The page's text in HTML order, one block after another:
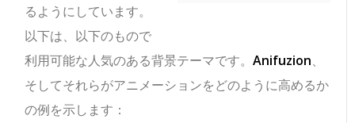
るようにしています。
以下は、以下のもので
利用可能な人気のある背景テーマです。Anifuzion、
そしてそれらがアニメーションをどのように高めるか
の例を示します：